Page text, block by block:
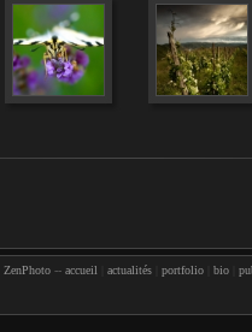
ZenPhoto -- accueil actualités portfolio bio